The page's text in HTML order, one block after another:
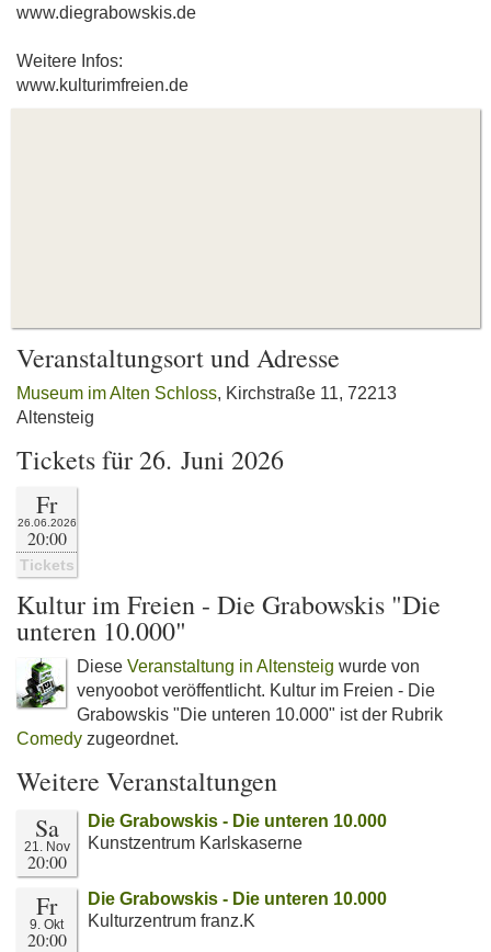
www.diegrabowskis.de
Weitere Infos:
www.kulturimfreien.de
Veranstaltungsort und Adresse
Museum im Alten Schloss, Kirchstraße 11, 72213
Altensteig
Tickets für 26. Juni 2026
Fr
26.06.2026
20:00
Tickets
Kultur im Freien - Die Grabowskis "Die
unteren 10.000"
Diese Veranstaltung in Altensteig wurde von
venyoobot veröffentlicht. Kultur im Freien - Die
Grabowskis "Die unteren 10.000" ist der Rubrik
Comedy zugeordnet.
Weitere Veranstaltungen
Sa
21. Nov
20:00
Die Grabowskis - Die unteren 10.000
Kunstzentrum Karlskaserne
Fr
9. Okt
20:00
Die Grabowskis - Die unteren 10.000
Kulturzentrum franz.K